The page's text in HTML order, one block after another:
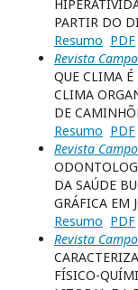
PARTIR DO
Resumo PDF
Revista
QUE CLIMA É
CLIMA
DE
Resumo PDF
Revista
DA SAÚDE
GRÁFICA EM
Resumo PDF
Revista
FÍSICO-